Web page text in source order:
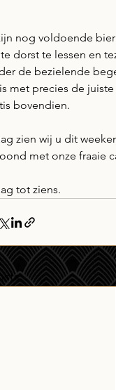
nog voldoende
dorst te lessen en
de bezielende
met precies de
bovendien.
zien wij u dit
met onze fraaie
tot ziens.